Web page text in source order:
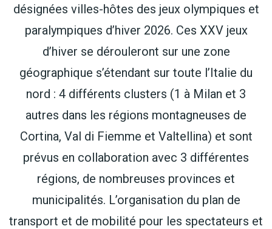
désignées villes-hôtes des jeux olympiques et
paralympiques d’hiver 2026. Ces XXV jeux
d’hiver se dérouleront sur une zone
géographique s’étendant sur toute l’Italie du
nord : 4 différents clusters (1 à Milan et 3
autres dans les régions montagneuses de
Cortina, Val di Fiemme et Valtellina) et sont
prévus en collaboration avec 3 différentes
régions, de nombreuses provinces et
municipalités. L’organisation du plan de
transport et de mobilité pour les spectateurs et